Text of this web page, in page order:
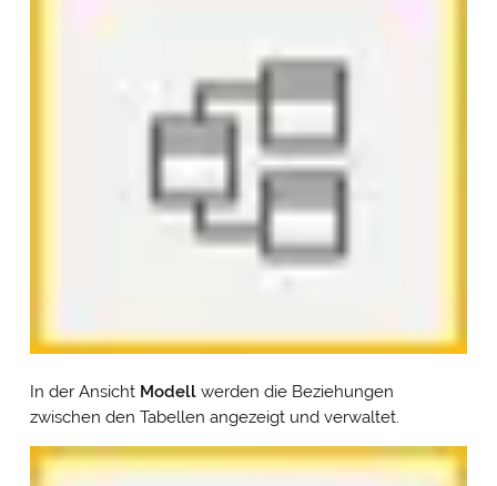
In der Ansicht Modellwerden die Beziehungen
zwischen den Tabellen angezeigt und verwaltet.